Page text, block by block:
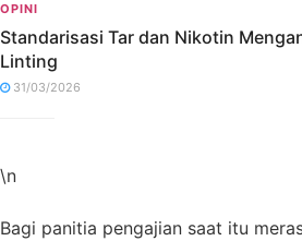
OPINI
Standarisasi Tar dan Nikotin
Linting
31/03/2026
\n
Bagi panitia pengajian saat itu